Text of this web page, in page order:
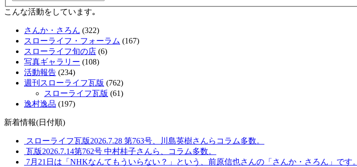
索
こんな活動をしています｡
さんか・さろん (322)
スローライフ・フォーラム (167)
スローライフ旬の店 (6)
写真ギャラリー (108)
活動報告 (234)
週刊スローライフ瓦版 (762)
スローライフ瓦版 (61)
逸村逸品 (197)
新着情報(日付順)
スローライフ瓦版2026.7.28 第763号、川島英樹さんらコラム多数。
瓦版2026.7.14第762号 中村桂子さんら、コラム多数。
7月21日は「NHKなんてもういらない？」という、前原信也さんの「さんか・さろん」です。